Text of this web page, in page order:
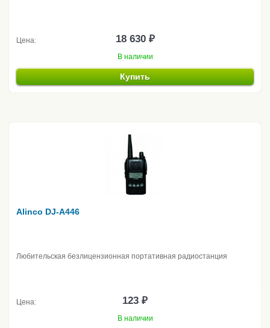
Цена: 18 630 ₽
В наличии
Купить
Alinco DJ-A446
Любительская безлицензионная портативная радиостанция
Цена: 123 ₽
В наличии